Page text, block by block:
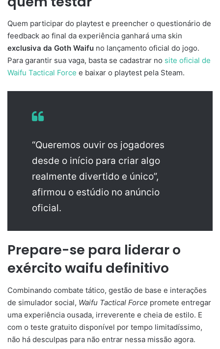
Quem participar do playtest e preencher o questionário de
feedback ao final da experiência ganhará uma skin
exclusiva da Goth Waifu no lançamento oficial do jogo.
Para garantir sua vaga, basta se cadastrar no site oficial de
Waifu Tactical Force e baixar o playtest pela Steam.
“Queremos ouvir os jogadores
desde o início para criar algo
realmente divertido e único”,
afirmou o estúdio no anúncio
oficial.
Prepare-se para liderar o
exército waifu definitivo
Combinando combate tático, gestão de base e interações
de simulador social, Waifu Tactical Force promete entregar
uma experiência ousada, irreverente e cheia de estilo. E
com o teste gratuito disponível por tempo limitadíssimo,
não há desculpas para não entrar nessa missão agora.